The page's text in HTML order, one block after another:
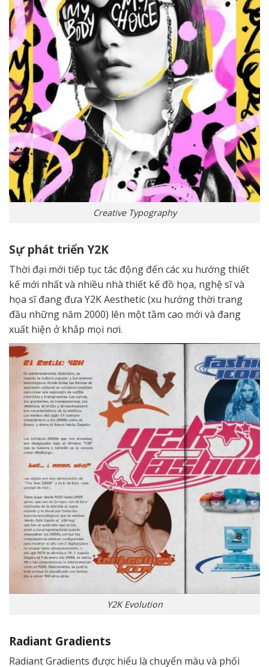
Creative Typography
Sự phát triển Y2K
Thời đại mới tiếp tục tác động đến các xu hướng thiết
kế mới nhất và nhiều nhà thiết kế đồ họa, nghệ sĩ và
họa sĩ đang đưa Y2K Aesthetic (xu hướng thời trang
đầu những năm 2000) lên một tầm cao mới và đang
xuất hiện ở khắp mọi nơi.
Y2K Evolution
Radiant Gradients
Radiant Gradients được hiểu là chuyển màu và phối